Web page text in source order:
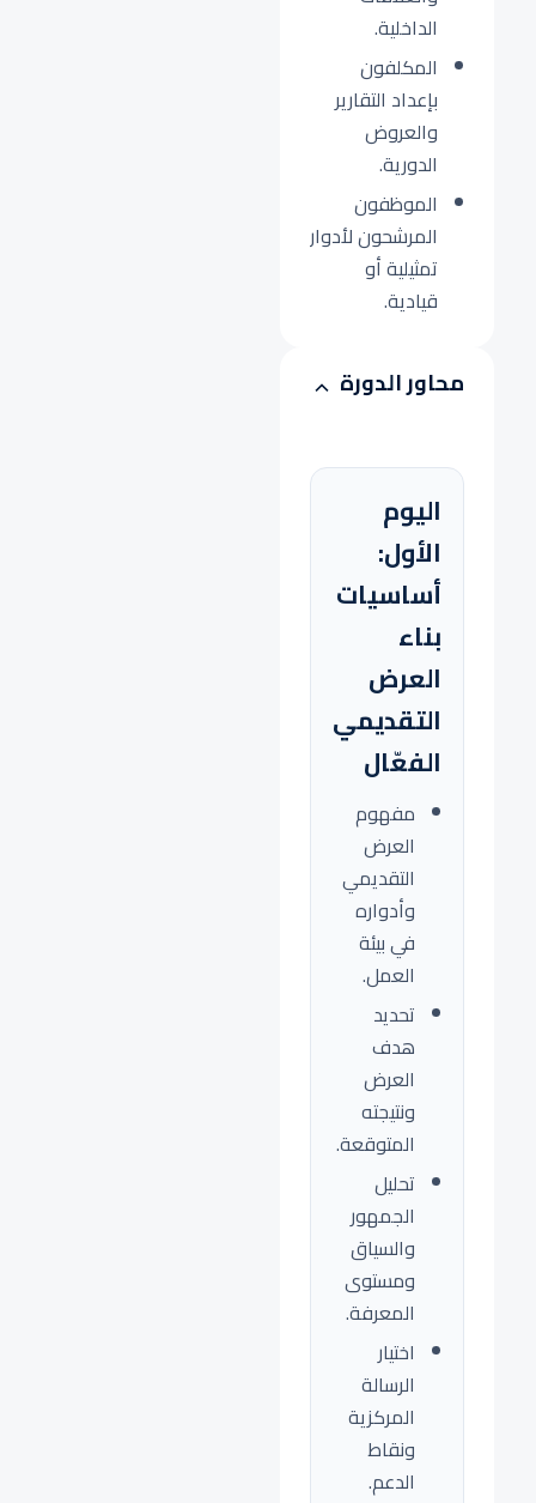
الداخلية.
المكلفون
بإعداد التقارير
والعروض
الدورية.
الموظفون
المرشحون لأدوار
تمثيلية أو
قيادية.
محاور الدورة
اليوم
الأول:
أساسيات
بناء
العرض
التقديمي
الفعّال
مفهوم
العرض
التقديمي
وأدواره
في بيئة
العمل.
تحديد
هدف
العرض
ونتيجته
المتوقعة.
تحليل
الجمهور
والسياق
ومستوى
المعرفة.
اختيار
الرسالة
المركزية
ونقاط
الدعم.